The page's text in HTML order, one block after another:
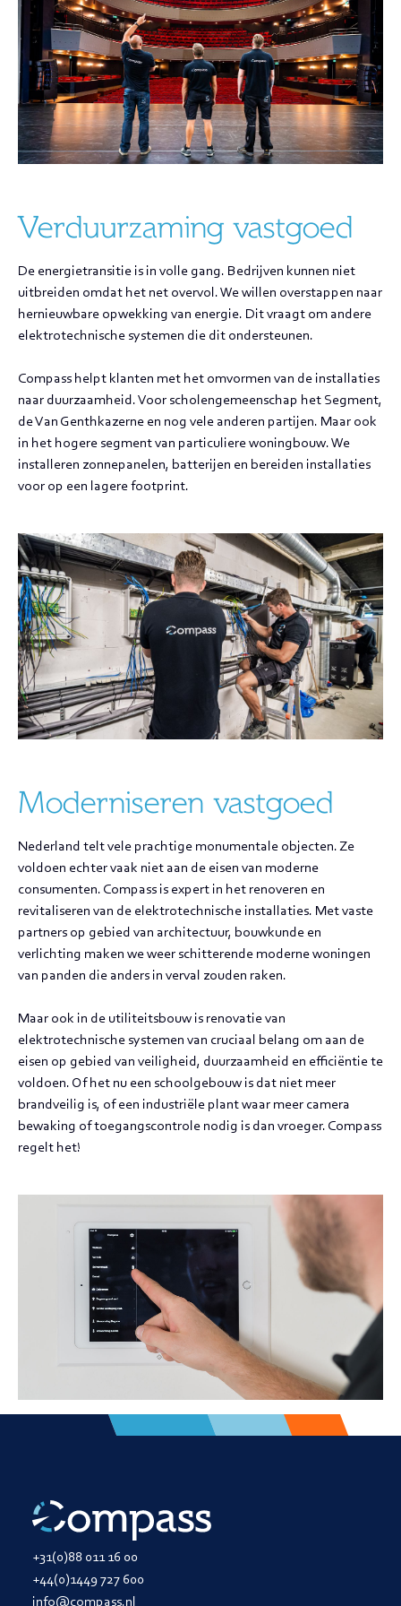
Verduurzaming vastgoed
De energietransitie is in volle gang. Bedrijven kunnen niet
uitbreiden omdat het net overvol. We willen overstappen naar
hernieuwbare opwekking van energie. Dit vraagt om andere
elektrotechnische systemen die dit ondersteunen.
Compass helpt klanten met het omvormen van de installaties
naar duurzaamheid. Voor scholengemeenschap het Segment,
de Van Genthkazerne en nog vele anderen partijen. Maar ook
in het hogere segment van particuliere woningbouw. We
installeren zonnepanelen, batterijen en bereiden installaties
voor op een lagere footprint.
Moderniseren vastgoed
Nederland telt vele prachtige monumentale objecten. Ze
voldoen echter vaak niet aan de eisen van moderne
consumenten. Compass is expert in het renoveren en
revitaliseren van de elektrotechnische installaties. Met vaste
partners op gebied van architectuur, bouwkunde en
verlichting maken we weer schitterende moderne woningen
van panden die anders in verval zouden raken.
Maar ook in de utiliteitsbouw is renovatie van
elektrotechnische systemen van cruciaal belang om aan de
eisen op gebied van veiligheid, duurzaamheid en efficiëntie te
voldoen. Of het nu een schoolgebouw is dat niet meer
brandveilig is, of een industriële plant waar meer camera
bewaking of toegangscontrole nodig is dan vroeger. Compass
regelt het!
+31(0)88 011 16 00
+44(0)1449 727 600
info@compass.nl